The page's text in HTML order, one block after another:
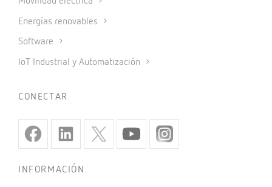
Energías renovables
Software
IoT Industrial y Automatización
CONECTAR
INFORMACIÓN